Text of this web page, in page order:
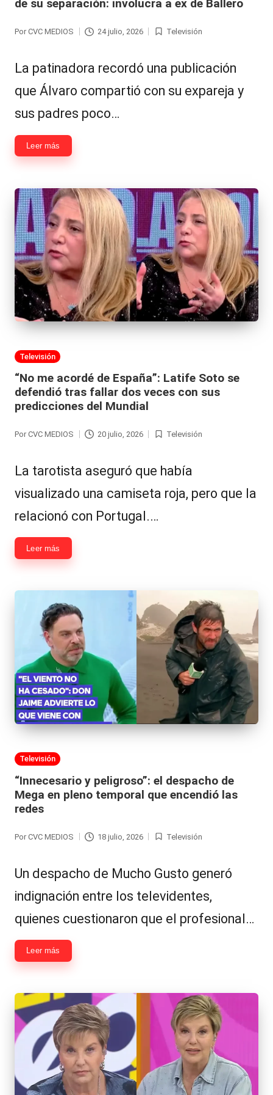
á
n
d
ul
a
C
hi
le
n
a
🔥
R
e
al
it
y
s,
T
V
R
e
d
s
|
L
a
Hermano
-
-
Exclusivas
-
Tv
y
redes
-
lacvc.com
-
de su separación: involucra a ex de Ballero
Por CVC MEDIOS 24 julio, 2026
Publicada
Televisión
La patinadora recordó una publicación
que Álvaro compartió con su expareja y
sus padres poco…
Leer más
Publicada
Televisión
“No me acordé de España”: Latife Soto se
defendió tras fallar dos veces con sus
predicciones del Mundial
Por CVC MEDIOS 20 julio, 2026
Publicada
Televisión
La tarotista aseguró que había
visualizado una camiseta roja, pero que la
relacionó con Portugal.…
Leer más
Publicada
Televisión
“Innecesario y peligroso”: el despacho de
Mega en pleno temporal que encendió las
redes
Publicado
Por CVC MEDIOS 18 julio, 2026
Publicada
Televisión
Un despacho de Mucho Gusto generó
indignación entre los televidentes,
quienes cuestionaron que el profesional…
Leer más